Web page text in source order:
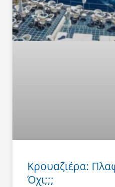
Κρουαζιέρα:
Όχι;;;